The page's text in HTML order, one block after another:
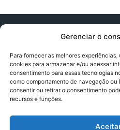
Gerenciar o
Para fornecer as melhores
cookies para armazenar e/ou acessar
consentimento para essas tecnologias
como comportamento de navegação ou
consentir ou retirar o consentimento
recursos e funções.
Contato:
Política de